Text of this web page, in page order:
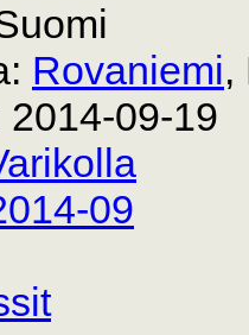
Rovaniemi,
09-19
09